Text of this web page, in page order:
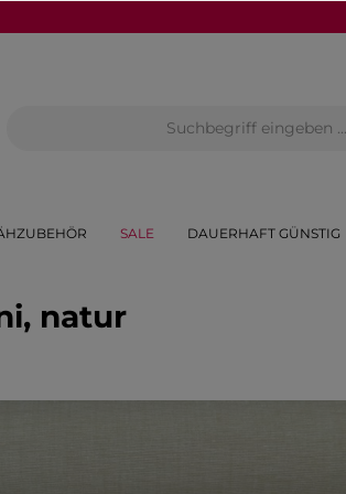
SALE DAUERHAFT GÜNSTIG
natur